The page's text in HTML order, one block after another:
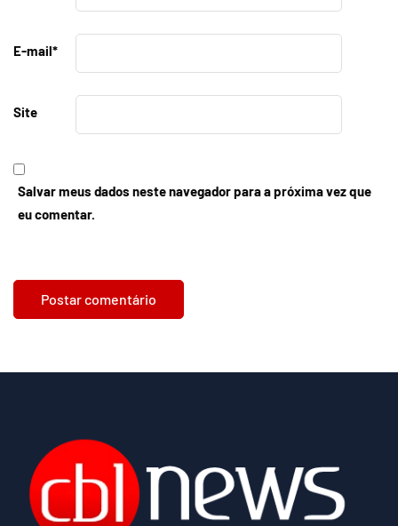
E-mail*
Site
Salvar meus dados neste navegador para a próxima vez que
eu comentar.